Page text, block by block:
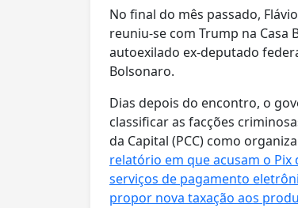
No final do mês passado,
reuniu-se com Trump na Casa
autoexilado ex-deputado
Bolsonaro.
Dias depois do encontro, o
classificar as facções
da Capital (PCC) como
relatório em que acusam o
serviços de pagamento
propor nova taxação aos